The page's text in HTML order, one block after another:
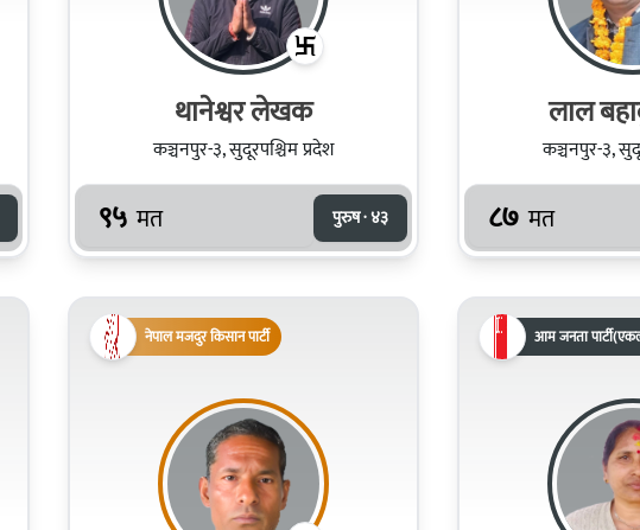
थानेश्वर लेखक
कञ्चनपुर-३, सुदूरपश्चिम प्रदेश
९५ मत पुरुष · ४३
लाल
कञ्चनपुर-३,
८७ मत
नेपाल मजदुर किसान पार्टी आम जनता